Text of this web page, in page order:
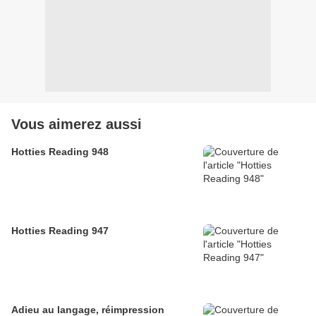
Vous aimerez aussi
Hotties Reading 948
Hotties Reading 947
Adieu au langage, réimpression